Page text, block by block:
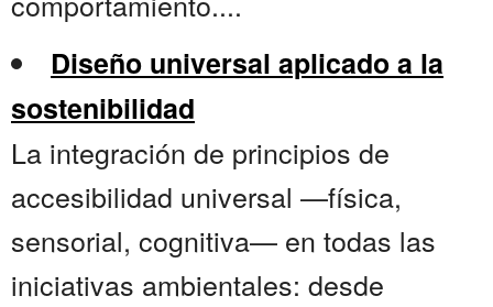
Diseño universal aplicado a la
sostenibilidad
La integración de principios de
accesibilidad universal —física,
sensorial, cognitiva— en todas las
iniciativas ambientales: desde